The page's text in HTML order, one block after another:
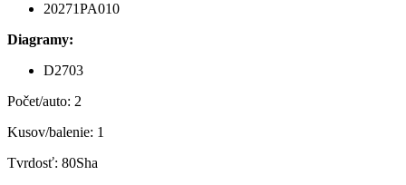
20271PA010
Diagramy:
D2703
Počet/auto: 2
Kusov/balenie: 1
Tvrdosť: 80Sha